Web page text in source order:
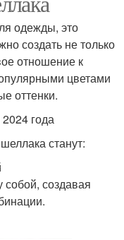
одежды, это
создать не только
отношение к
цветами
оттенки.
года
станут:
создавая